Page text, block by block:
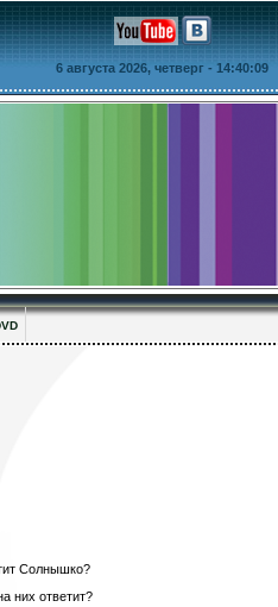
6 августа 2026, четверг - 14:40:09
Солнышко?
них ответит?